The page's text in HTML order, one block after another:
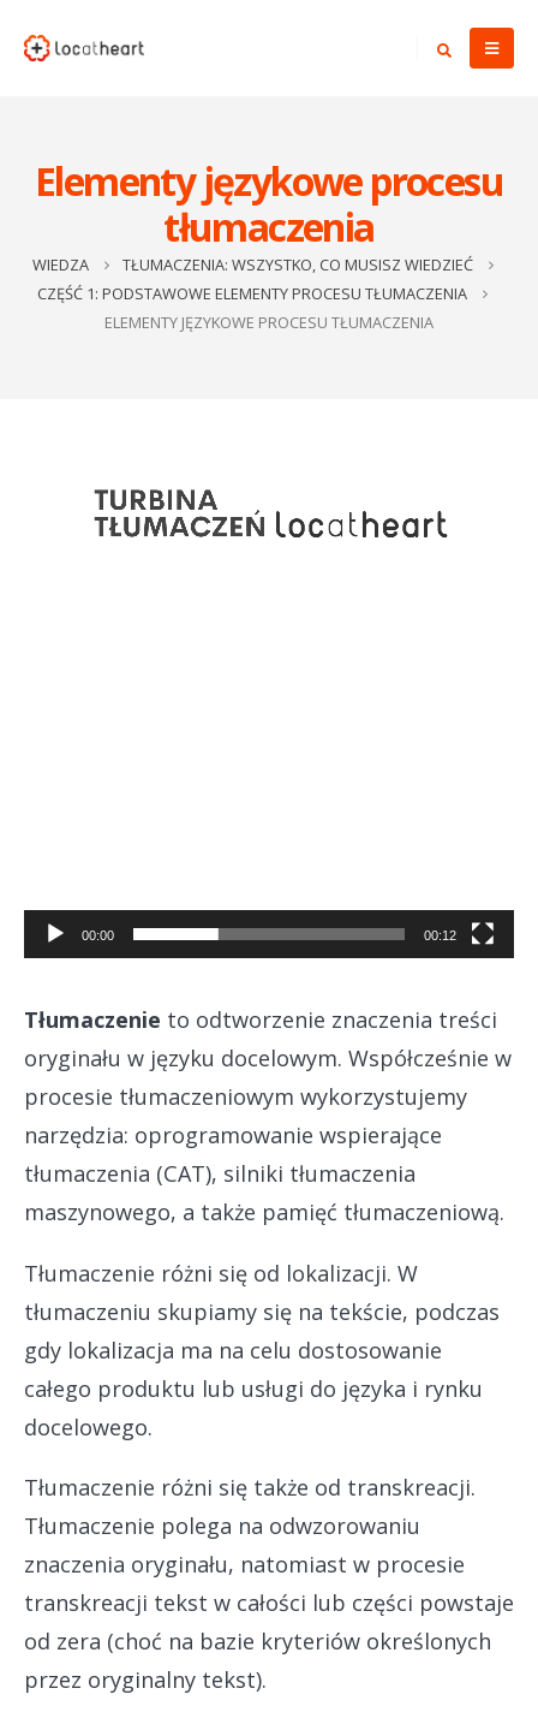
Elementy językowe procesu
tłumaczenia
WIEDZA
TŁUMACZENIA: WSZYSTKO, CO MUSISZ WIEDZIEĆ
CZĘŚĆ 1: PODSTAWOWE ELEMENTY PROCESU TŁUMACZENIA
ELEMENTY JĘZYKOWE PROCESU TŁUMACZENIA
00:00 00:12
Tłumaczenie to odtworzenie znaczenia treści
oryginału w języku docelowym. Współcześnie w
procesie tłumaczeniowym wykorzystujemy
narzędzia: oprogramowanie wspierające
tłumaczenia (CAT), silniki tłumaczenia
maszynowego, a także pamięć tłumaczeniową.
Tłumaczenie różni się od lokalizacji. W
tłumaczeniu skupiamy się na tekście, podczas
gdy lokalizacja ma na celu dostosowanie
całego produktu lub usługi do języka i rynku
docelowego.
Tłumaczenie różni się także od transkreacji.
Tłumaczenie polega na odwzorowaniu
znaczenia oryginału, natomiast w procesie
transkreacji tekst w całości lub części powstaje
od zera (choć na bazie kryteriów określonych
przez oryginalny tekst).